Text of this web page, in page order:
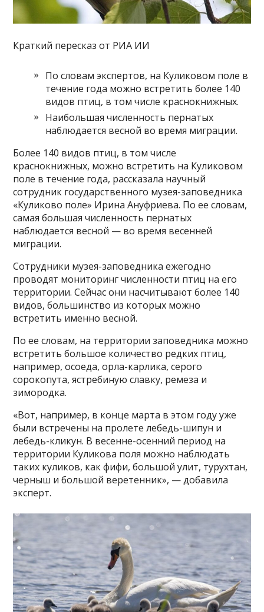
Краткий пересказ от РИА ИИ
По словам экспертов, на Куликовом поле в
течение года можно встретить более 140
видов птиц, в том числе краснокнижных.
Наибольшая численность пернатых
наблюдается весной во время миграции.
Более 140 видов птиц, в том числе
краснокнижных, можно встретить на Куликовом
поле в течение года, рассказала научный
сотрудник государственного музея-заповедника
«Куликово поле» Ирина Ануфриева. По ее словам,
самая большая численность пернатых
наблюдается весной — во время весенней
миграции.
Сотрудники музея-заповедника ежегодно
проводят мониторинг численности птиц на его
территории. Сейчас они насчитывают более 140
видов, большинство из которых можно
встретить именно весной.
По ее словам, на территории заповедника можно
встретить большое количество редких птиц,
например, осоеда, орла-карлика, серого
сорокопута, ястребиную славку, ремеза и
зимородка.
«Вот, например, в конце марта в этом году уже
были встречены на пролете лебедь-шипун и
лебедь-кликун. В весенне-осенний период на
территории Куликова поля можно наблюдать
таких куликов, как фифи, большой улит, турухтан,
черныш и большой веретенник», — добавила
эксперт.